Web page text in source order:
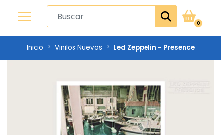
0
Inicio Vinilos Nuevos Led Zeppelin - Presence